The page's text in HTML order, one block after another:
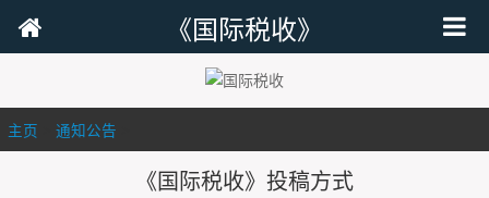
《国际税收》
主页 通知公告
《国际税收》投稿方式